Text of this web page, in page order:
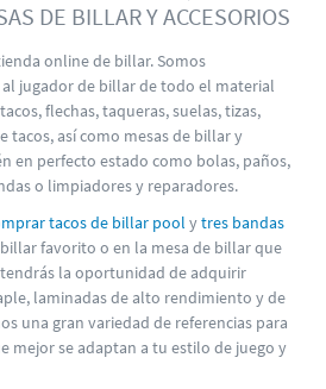
DE BILLAR Y ACCESORIOS
online de billar. Somos
jugador de billar de todo el material
flechas, taqueras, suelas, tizas,
tacos, así como mesas de billar y
en perfecto estado como bolas, paños,
o limpiadores y reparadores.
tacos de billar pool ytres bandas
favorito o en la mesa de billar que
la oportunidad de adquirir
laminadas de alto rendimiento y de
una gran variedad de referencias para
mejor se adaptan a tu estilo de juego y